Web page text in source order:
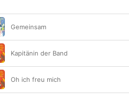
Gemeinsam
Kapitänin der Band
Oh ich freu mich